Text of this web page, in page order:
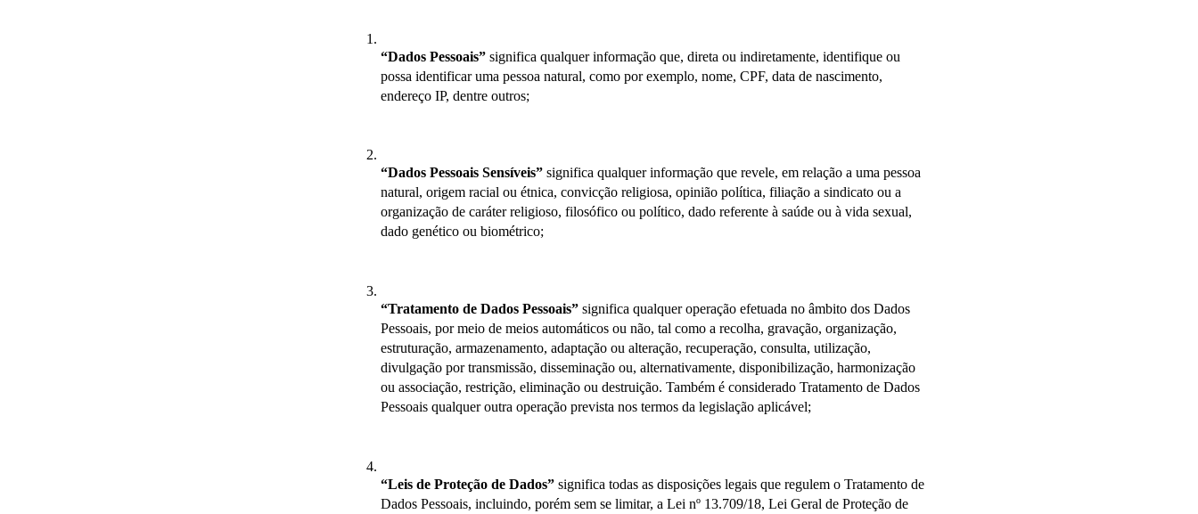
“Dados Pessoais” significa qualquer informação que, direta ou indiretamente, identifique ou
possa identificar uma pessoa natural, como por exemplo, nome, CPF, data de nascimento,
endereço IP, dentre outros;
“Dados Pessoais Sensíveis” significa qualquer informação que revele, em relação a uma pessoa
natural, origem racial ou étnica, convicção religiosa, opinião política, filiação a sindicato ou a
organização de caráter religioso, filosófico ou político, dado referente à saúde ou à vida sexual,
dado genético ou biométrico;
“Tratamento de Dados Pessoais” significa qualquer operação efetuada no âmbito dos Dados
Pessoais, por meio de meios automáticos ou não, tal como a recolha, gravação, organização,
estruturação, armazenamento, adaptação ou alteração, recuperação, consulta, utilização,
divulgação por transmissão, disseminação ou, alternativamente, disponibilização, harmonização
ou associação, restrição, eliminação ou destruição. Também é considerado Tratamento de Dados
Pessoais qualquer outra operação prevista nos termos da legislação aplicável;
“Leis de Proteção de Dados” significa todas as disposições legais que regulem o Tratamento de
Dados Pessoais, incluindo, porém sem se limitar, a Lei nº 13.709/18, Lei Geral de Proteção de